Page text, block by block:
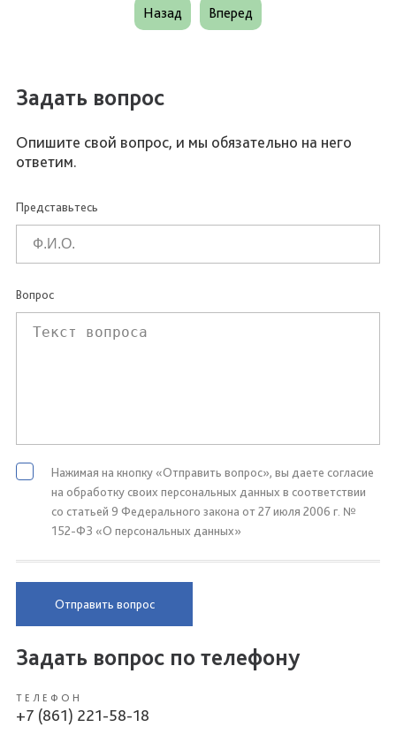
Назад Вперед
Задать вопрос
Опишите свой вопрос, и мы обязательно на него
ответим.
Представьтесь
Вопрос
Нажимая на кнопку «Отправить вопрос», вы даете согласие
на обработку своих персональных данных в соответствии
со статьей 9 Федерального закона от 27 июля 2006 г. №
152-ФЗ «О персональных данных»
Отправить вопрос
Задать вопрос по телефону
ТЕЛЕФОН
+7 (861) 221-58-18